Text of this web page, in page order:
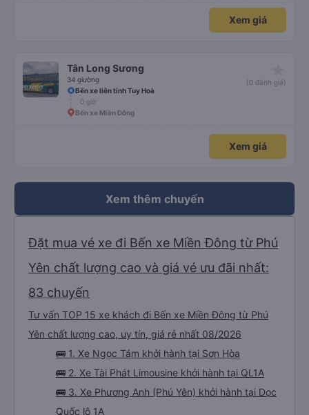
Xem giá
Tân Long Sương
34 giường
(0 đánh giá)
Bến xe liên tỉnh Tuy Hoà
0 giờ
Bến xe Miền Đông
Xem giá
Xem thêm chuyến
Đặt mua vé xe đi Bến xe Miền Đông từ Phú
Yên chất lượng cao và giá vé ưu đãi nhất:
83 chuyến
Tư vấn TOP 15 xe khách đi Bến xe Miền Đông từ Phú
Yên chất lượng cao, uy tín, giá rẻ nhất 08/2026
🚌 1. Xe Ngọc Tám khởi hành tại Sơn Hòa
🚌 2. Xe Tài Phát Limousine khởi hành tại QL1A
🚌 3. Xe Phương Anh (Phú Yên) khởi hành tại Dọc
Quốc lộ 1A